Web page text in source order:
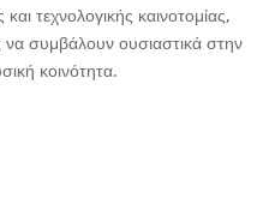
τεχνολογικής καινοτομίας,
να συμβάλουν ουσιαστικά στην
κοινότητα.